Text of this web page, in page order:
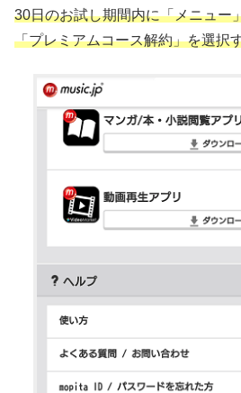
30日のお試し期間内に「メニュー
「プレミアムコース解約」を選択